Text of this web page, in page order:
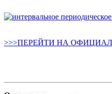
>>>ПЕРЕЙТИ НА